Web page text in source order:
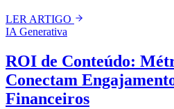
LER ARTIGO
IA Generativa
ROI de Conteúdo:
Conectam
Financeiros